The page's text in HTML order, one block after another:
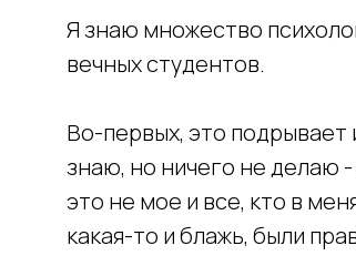
Я знаю множество
вечных студентов.
Во-первых, это
знаю, но ничего не делаю
это не мое и все, кто в
какая-то и блажь, были